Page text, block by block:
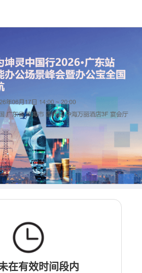
在有效时间段内